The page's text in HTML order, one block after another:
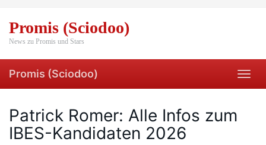
main
content
Promis (Sciodoo)
News zu Promis und Stars
Promis (Sciodoo)
Patrick Romer: Alle Infos zum
IBES-Kandidaten 2026